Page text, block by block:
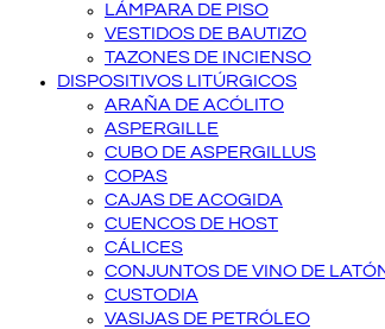
LÁMPARA DE PISO
VESTIDOS DE BAUTIZO
TAZONES DE INCIENSO
DISPOSITIVOS LITÚRGICOS
ARAÑA DE ACÓLITO
ASPERGILLE
CUBO DE ASPERGILLUS
COPAS
CAJAS DE ACOGIDA
CUENCOS DE HOST
CÁLICES
CONJUNTOS DE VINO DE
CUSTODIA
VASIJAS DE PETRÓLEO